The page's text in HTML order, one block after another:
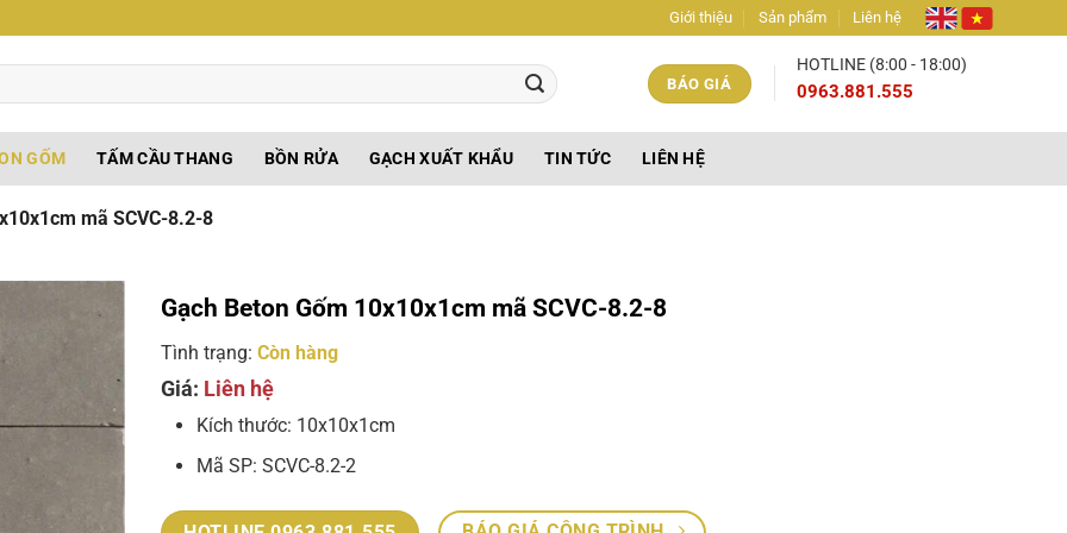
Giới thiệu Sản phẩm Liên hệ
BÁO GIÁ
HOTLINE (8:00 - 18:00)
0963.881.555
GỐM TẤM CẦU THANG BỒN RỬA GẠCH XUẤT KHẨU TIN TỨC LIÊN HỆ
mã SCVC-8.2-8
Gạch Beton Gốm 10x10x1cm mã SCVC-8.2-8
Tình trạng: Còn hàng
Giá: Liên hệ
Kích thước: 10x10x1cm
Mã SP: SCVC-8.2-2